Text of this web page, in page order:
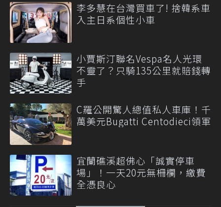
李多慧在台灣買車了! 捨韓系車
入主日系個性小車
小賈斯汀聯名Vespa名人光環
不靈了？只騎135公里就賠錢轉
手
C羅公開驚人總值私人車庫！千
萬美元Bugatti Centodieci領軍
宜蘭礁溪超佛心「誠實停車
場」！一天20元無柵欄，繳費
全憑良心